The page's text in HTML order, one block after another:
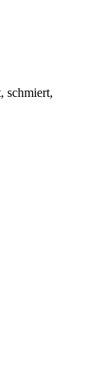
schmiert,